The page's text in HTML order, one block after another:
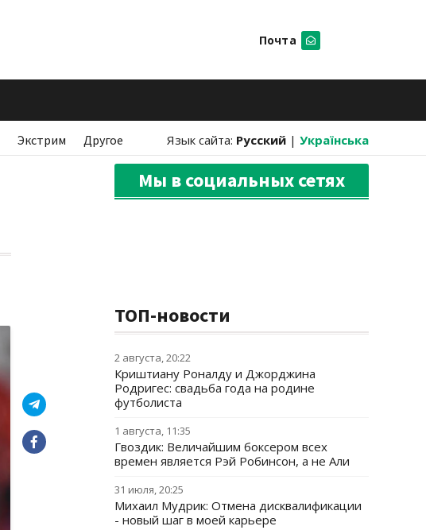
Почта
Экстрим Другое Язык сайта: Русский | Українська
Мы в социальных сетях
ТОП-новости
2 августа, 20:22
Криштиану Роналду и Джорджина
Родригес: свадьба года на родине
футболиста
1 августа, 11:35
Гвоздик: Величайшим боксером всех
времен является Рэй Робинсон, а не Али
31 июля, 20:25
Михаил Мудрик: Отмена дисквалификации
- новый шаг в моей карьере